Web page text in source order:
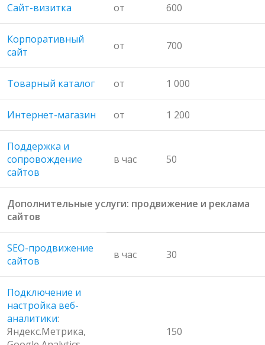
Сайт-визитка от 600
Корпоративный
сайт
от 700
Товарный каталог от 1 000
Интернет-магазин от 1 200
Поддержка и
сопровождение
сайтов
в час 50
Дополнительные услуги: продвижение и реклама
сайтов
SEO-продвижение
сайтов
в час 30
Подключение и
настройка веб-
аналитики:
Яндекс.Метрика,
150